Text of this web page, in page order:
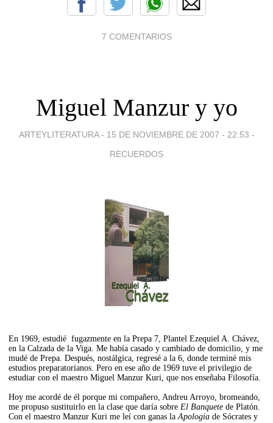
7 COMENTARIOS
Miguel Manzur y yo
ARTEYLITERATURA - 15 DE NOVIEMBRE DE 2007 - 22:53 -
RECUERDOS
En 1969, estudié fugazmente en la Prepa 7, Plantel Ezequiel A. Chávez,
en la Calzada de la Viga. Me había casado y cambiado de domicilio, y me
mudé de Prepa. Después, nostálgica, regresé a la 6, donde terminé mis
estudios preparatorianos. Pero en ese año de 1969 tuve el privilegio de
estudiar con el maestro Miguel Manzur Kuri, que nos enseñaba Filosofía.
Hoy me acordé de él porque mi compañero, Andreu Arroyo, bromeando,
me propuso sustituirlo en la clase que daría sobre El Banquete de Platón.
Con el maestro Manzur Kuri me leí con ganas la Apologia de Sócrates y